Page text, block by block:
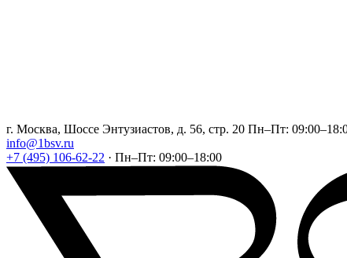
г. Москва, Шоссе Энтузиастов, д. 56, стр. 20 Пн–Пт:
info@1bsv.ru
+7 (495) 106-62-22 · Пн–Пт: 09:00–18:00